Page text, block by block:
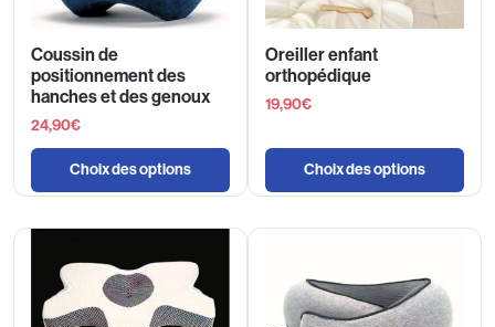
Coussin de
positionnement des
hanches et des genoux
24,90€
Choix des options
Oreiller enfant
orthopédique
19,90€
Choix des options